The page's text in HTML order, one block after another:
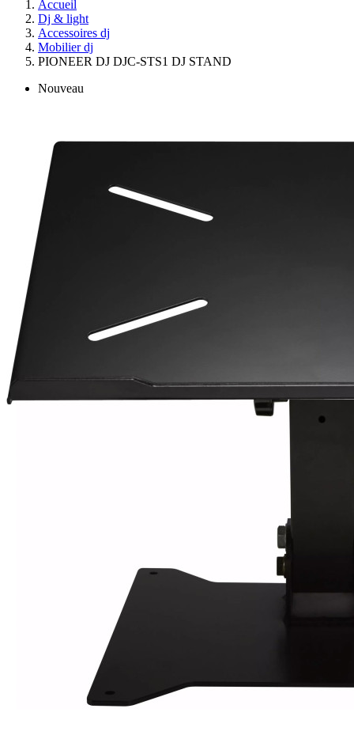
Accueil
Dj & light
Accessoires dj
Mobilier dj
PIONEER DJ DJC-STS1 DJ STAND
Nouveau